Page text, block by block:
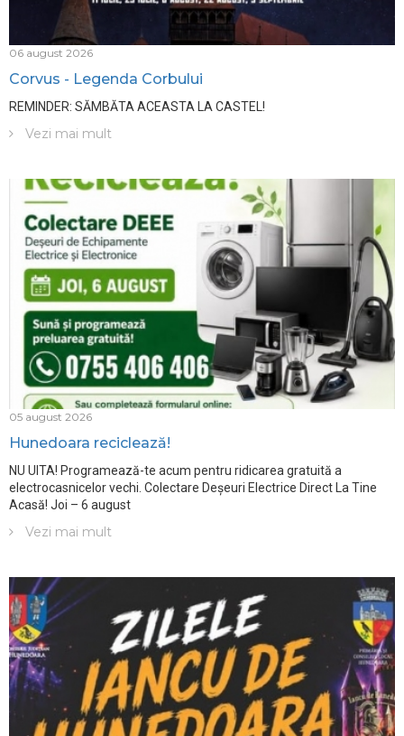
06 august 2026
Corvus - Legenda Corbului
REMINDER: SĂMBĂTA ACEASTA LA CASTEL!
Vezi mai mult
05 august 2026
Hunedoara reciclează!
NU UITA! Programează-te acum pentru ridicarea gratuită a
electrocasnicelor vechi. Colectare Deșeuri Electrice Direct La Tine
Acasă! Joi – 6 august
Vezi mai mult